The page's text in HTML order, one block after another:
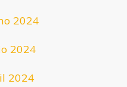
2024
2024
2024